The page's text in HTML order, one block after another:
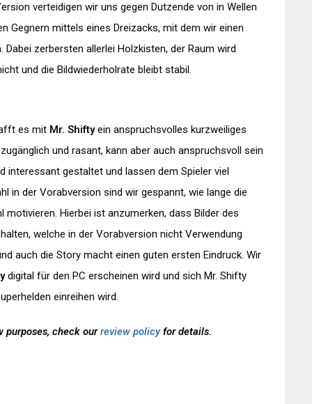
verteidigen wir uns gegen Dutzende von in Wellen
Gegnern mittels eines Dreizacks, mit dem wir einen
zerbersten allerlei Holzkisten, der Raum wird
und die Bildwiederholrate bleibt stabil.
es mit Mr. Shiftyein anspruchsvolles kurzweiliges
und rasant, kann aber auch anspruchsvoll sein
interessant gestaltet und lassen dem Spieler viel
in der Vorabversion sind wir gespannt, wie lange die
Hierbei ist anzumerken, dass Bilder des
welche in der Vorabversion nicht Verwendung
auch die Story macht einen guten ersten Eindruck. Wir
digital für den PC erscheinen wird und sich Mr. Shifty
einreihen wird.
purposes, check ourreview policyfor details.